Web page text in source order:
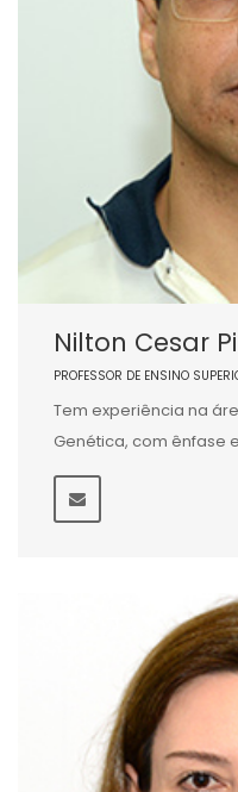
Nilton Cesar
PROFESSOR DE ENSINO
Tem experiência na
Genética, com ênfase